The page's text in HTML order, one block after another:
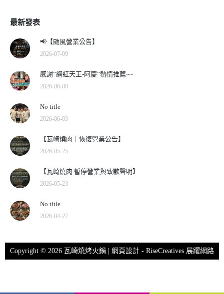
最新發表
📢【颱風營業公告】
2026-07-09
感謝”網紅天王-阿慶”熱情推薦~~
2026-06-08
No title
2026-06-03
【瓦崎燒肉｜恢復營業公告】
2026-05-25
【瓦崎燒肉 暫停營業與致歉聲明】
2026-05-23
No title
2026-04-27
Copyright © 2026 瓦崎燒烤火鍋 | 網頁設計 - RiseCreatives 展躍網路